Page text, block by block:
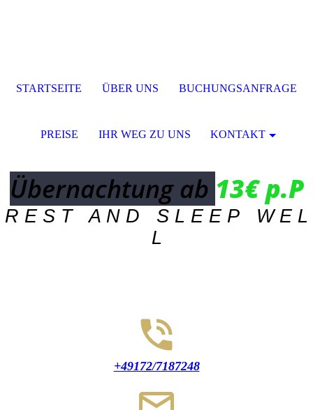
Übernachtung ab 13€ p.P
R E S T A N D S L E E P W E L
L
+49172/7187248
STARTSEITE ÜBER UNS BUCHUNGSANFRAGE
PREISE IHR WEG ZU UNS KONTAKT